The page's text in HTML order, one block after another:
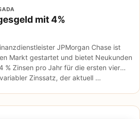
mit 4%
JPMorgan Chase ist
Markt gestartet und bietet Neukunden
% Zinsen pro Jahr für die ersten vier
Zinssatz, der aktuell …